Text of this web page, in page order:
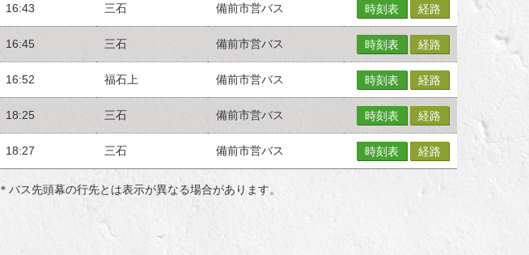
16:43 三石 備前市営バス 時刻表 経路
16:45 三石 備前市営バス 時刻表 経路
16:52 福石上 備前市営バス 時刻表 経路
18:25 三石 備前市営バス 時刻表 経路
18:27 三石 備前市営バス 時刻表 経路
＊バス先頭幕の行先とは表示が異なる場合があります。